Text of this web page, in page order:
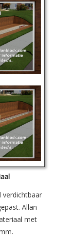
verdichtbaar
Allan
met